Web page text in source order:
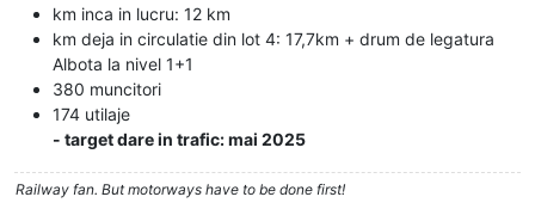
km inca in lucru: 12 km
km deja in circulatie din lot 4: 17,7km + drum de legatura
Albota la nivel 1+1
380 muncitori
174 utilaje
- target dare in trafic: mai 2025
Railway fan. But motorways have to be done first!